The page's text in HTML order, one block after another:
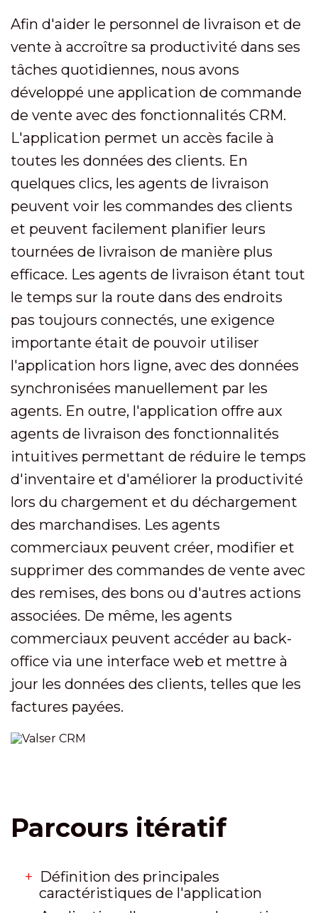
Afin d'aider le personnel de livraison et de
vente à accroître sa productivité dans ses
tâches quotidiennes, nous avons
développé une application de commande
de vente avec des fonctionnalités CRM.
L'application permet un accès facile à
toutes les données des clients. En
quelques clics, les agents de livraison
peuvent voir les commandes des clients
et peuvent facilement planifier leurs
tournées de livraison de manière plus
efficace. Les agents de livraison étant tout
le temps sur la route dans des endroits
pas toujours connectés, une exigence
importante était de pouvoir utiliser
l'application hors ligne, avec des données
synchronisées manuellement par les
agents. En outre, l'application offre aux
agents de livraison des fonctionnalités
intuitives permettant de réduire le temps
d'inventaire et d'améliorer la productivité
lors du chargement et du déchargement
des marchandises. Les agents
commerciaux peuvent créer, modifier et
supprimer des commandes de vente avec
des remises, des bons ou d'autres actions
associées. De même, les agents
commerciaux peuvent accéder au back-
office via une interface web et mettre à
jour les données des clients, telles que les
factures payées.
Parcours itératif
Définition des principales
caractéristiques de l'application